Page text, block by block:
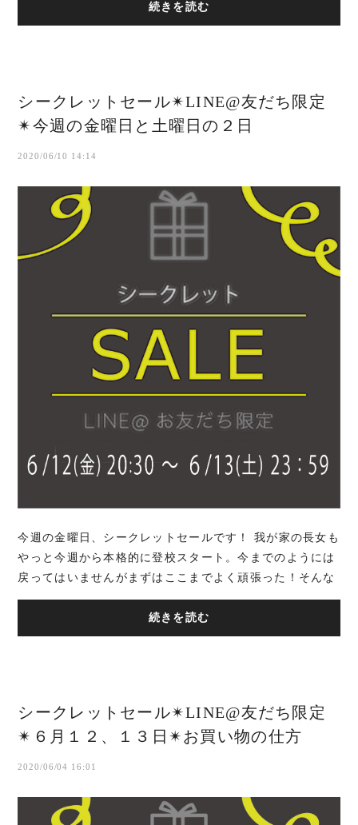
続きを読む
シークレットセール✴︎LINE@友だち限定
✴︎今週の金曜日と土曜日の２日
2020/06/10 14:14
今週の金曜日、シークレットセールです！ 我が家の長女も
やっと今週から本格的に登校スタート。今までのようには
戻ってはいませんがまずはここまでよく頑張った！そんな
ご褒美になったら...とおもい初めて...
続きを読む
シークレットセール✴︎LINE@友だち限定
✴︎６月１２、１３日✴︎お買い物の仕方
2020/06/04 16:01